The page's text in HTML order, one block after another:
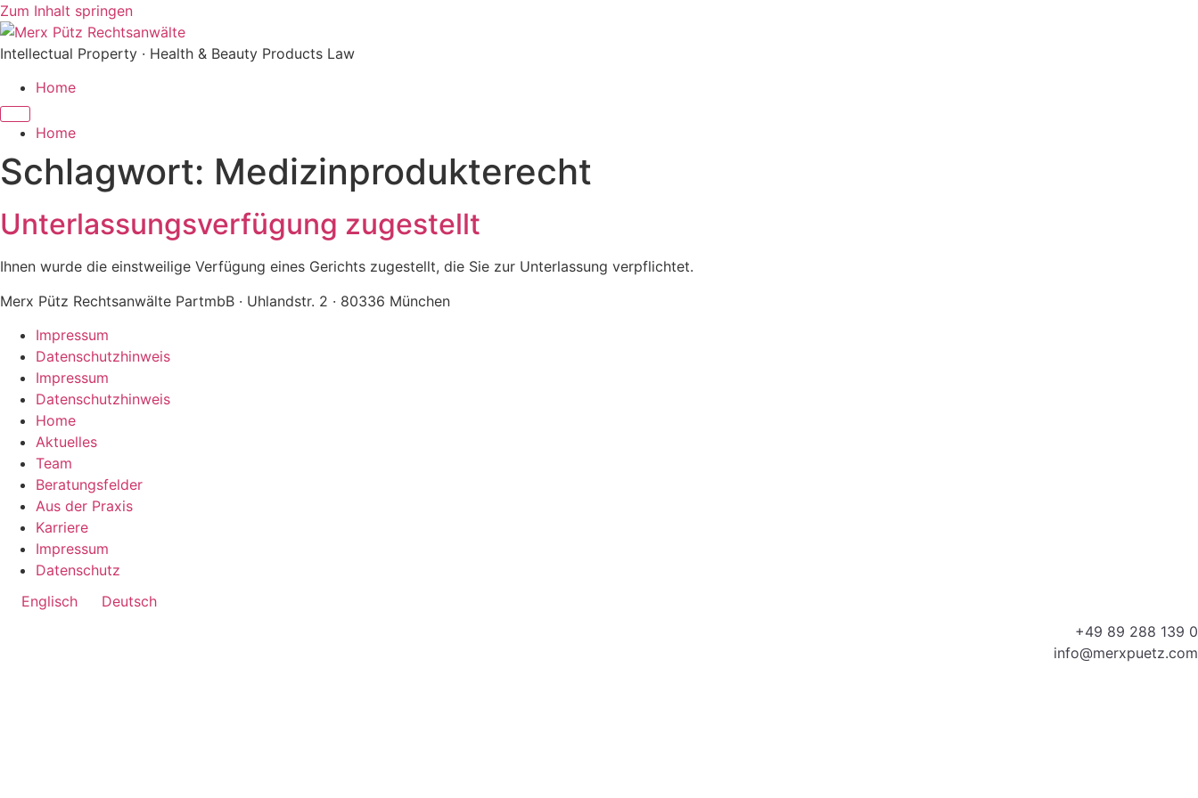
Zum Inhalt springen
Intellectual Property · Health & Beauty Products Law
Home
Home
Schlagwort: Medizinprodukterecht
Unterlassungsverfügung zugestellt
Ihnen wurde die einstweilige Verfügung eines Gerichts zugestellt, die Sie zur Unterlassung verpflichtet.
Merx Pütz Rechtsanwälte PartmbB · Uhlandstr. 2 · 80336 München
Impressum
Datenschutzhinweis
Impressum
Datenschutzhinweis
Home
Aktuelles
Team
Beratungsfelder
Aus der Praxis
Karriere
Impressum
Datenschutz
Englisch
Deutsch
+49 89 288 139 0
info@merxpuetz.com